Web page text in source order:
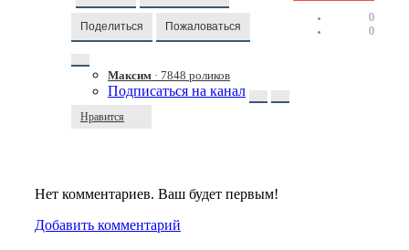
Поделиться Пожаловаться
Максим · 7848 роликов
Подписаться на канал
Нравится
0
0
Нет комментариев. Ваш будет первым!
Добавить комментарий